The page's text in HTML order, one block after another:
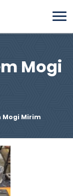
Mogi
Mogi Mirim